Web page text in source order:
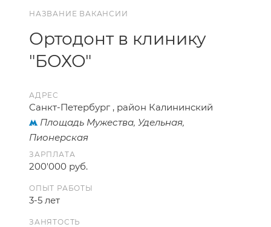
НАЗВАНИЕ ВАКАНСИИ
Ортодонт в клинику
"БОХО"
АДРЕС
Санкт-Петербург , район Калининский
Площадь Мужества, Удельная,
Пионерская
ЗАРПЛАТА
200'000 руб.
ОПЫТ РАБОТЫ
3-5 лет
ЗАНЯТОСТЬ